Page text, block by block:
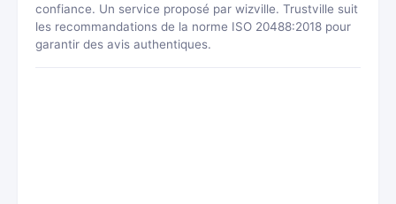
confiance. Un service proposé par wizville. Trustville suit
les recommandations de la norme ISO 20488:2018 pour
garantir des avis authentiques.